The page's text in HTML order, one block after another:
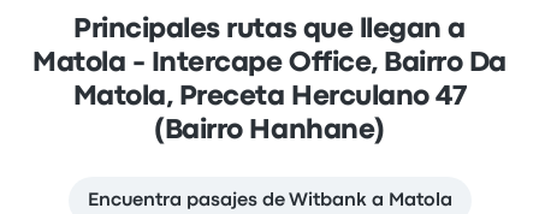
Principales rutas que llegan a
Matola - Intercape Office, Bairro Da
Matola, Preceta Herculano 47
(Bairro Hanhane)
Encuentra pasajes de Witbank a Matola